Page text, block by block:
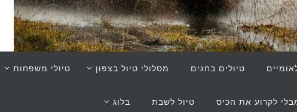
טיולים בחגים מסלולי טיול בצפון טיולי משפחות
לקרוע את הכיס טיול לשבת בלוג